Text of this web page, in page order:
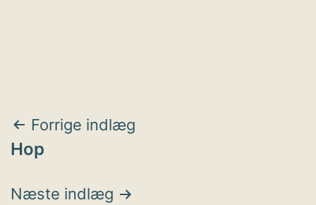
Indlægsnavigation
Forrige indlæg
Hop
Næste indlæg